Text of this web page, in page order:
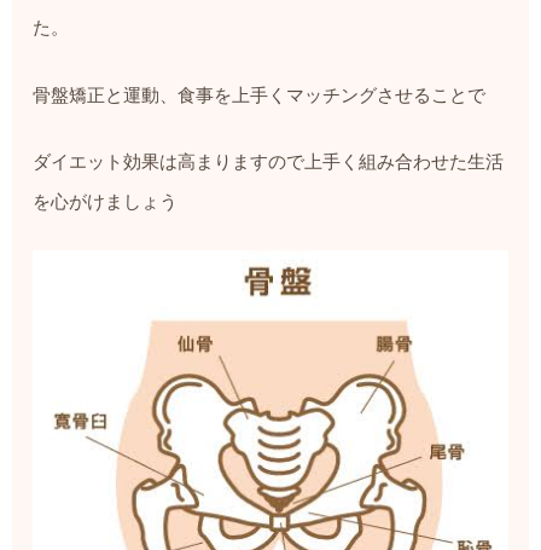
た。
骨盤矯正と運動、食事を上手くマッチングさせることで
ダイエット効果は高まりますので上手く組み合わせた生活
を心がけましょう